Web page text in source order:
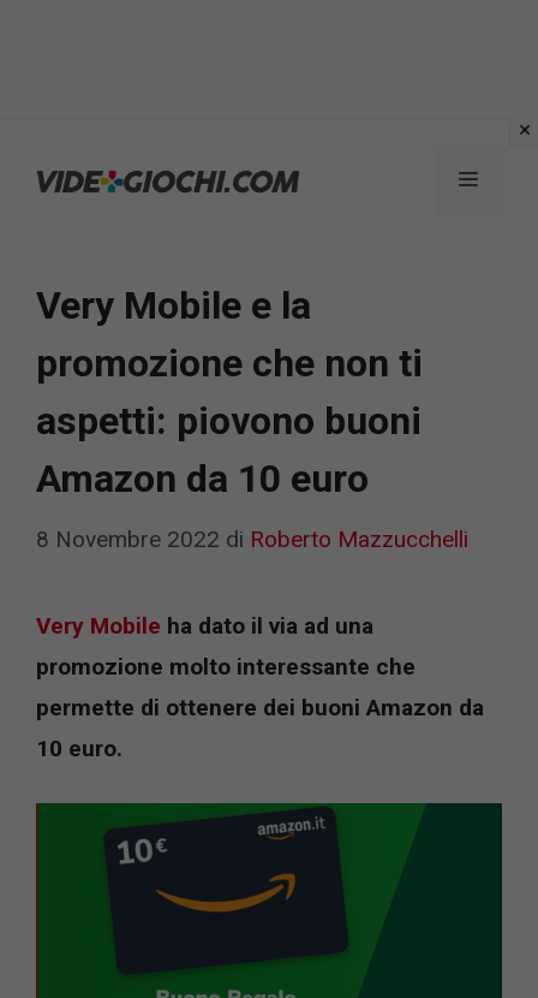
Menu
Very Mobile e la
promozione che non ti
aspetti: piovono buoni
Amazon da 10 euro
8 Novembre 2022 di Roberto Mazzucchelli
Very Mobile ha dato il via ad una
promozione molto interessante che
permette di ottenere dei buoni Amazon da
10 euro.